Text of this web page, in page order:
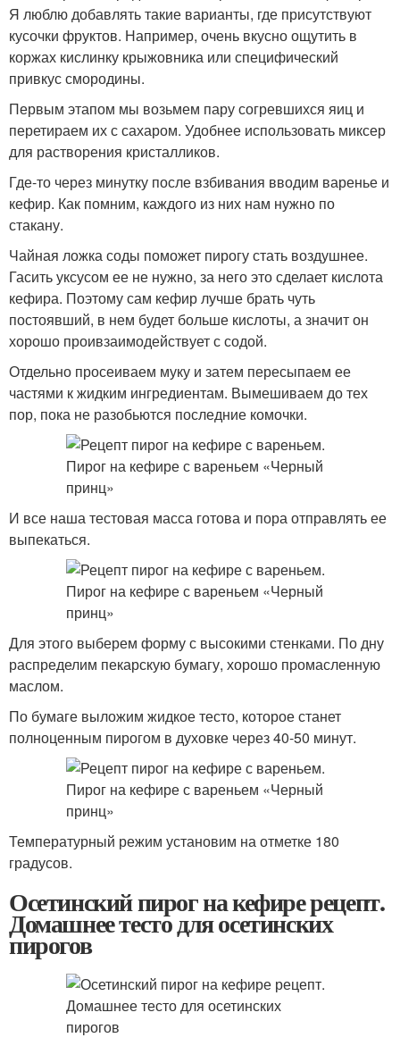
Я люблю добавлять такие варианты, где присутствуют
кусочки фруктов. Например, очень вкусно ощутить в
коржах кислинку крыжовника или специфический
привкус смородины.
Первым этапом мы возьмем пару согревшихся яиц и
перетираем их с сахаром. Удобнее использовать миксер
для растворения кристалликов.
Где-то через минутку после взбивания вводим варенье и
кефир. Как помним, каждого из них нам нужно по
стакану.
Чайная ложка соды поможет пирогу стать воздушнее.
Гасить уксусом ее не нужно, за него это сделает кислота
кефира. Поэтому сам кефир лучше брать чуть
постоявший, в нем будет больше кислоты, а значит он
хорошо проивзаимодействует с содой.
Отдельно просеиваем муку и затем пересыпаем ее
частями к жидким ингредиентам. Вымешиваем до тех
пор, пока не разобьются последние комочки.
И все наша тестовая масса готова и пора отправлять ее
выпекаться.
Для этого выберем форму с высокими стенками. По дну
распределим пекарскую бумагу, хорошо промасленную
маслом.
По бумаге выложим жидкое тесто, которое станет
полноценным пирогом в духовке через 40-50 минут.
Температурный режим установим на отметке 180
градусов.
Осетинский пирог на кефире рецепт.
Домашнее тесто для осетинских
пирогов